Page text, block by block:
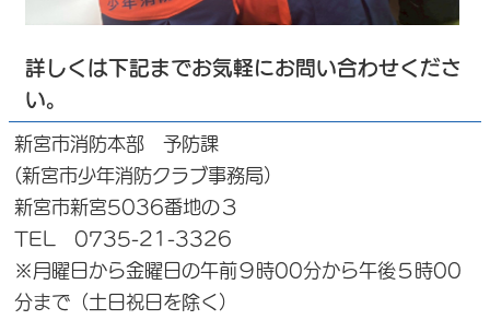
詳しくは下記までお気軽にお問い合わせくださ
い。
新宮市消防本部 予防課
(新宮市少年消防クラブ事務局）
新宮市新宮5036番地の３
TEL 0735-21-3326
※月曜日から金曜日の午前９時00分から午後５時00
分まで（土日祝日を除く）